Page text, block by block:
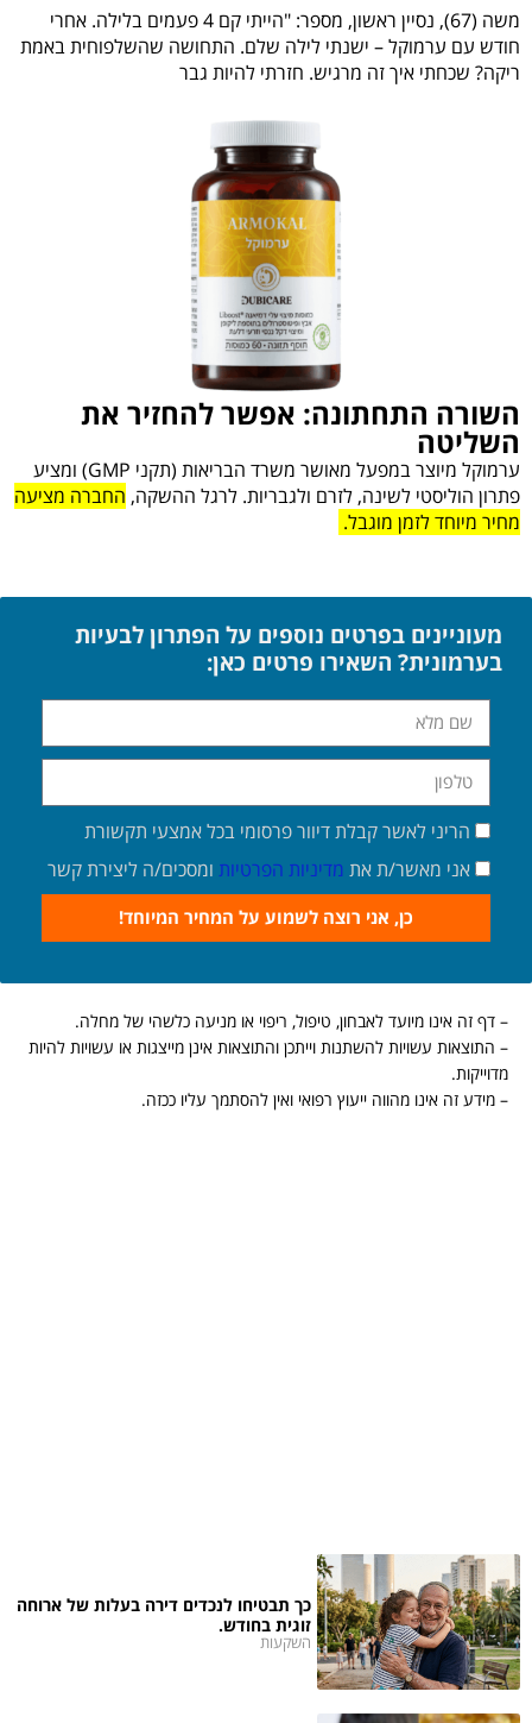
משה (67), נסיין ראשון, מספר: "הייתי קם 4 פעמים בלילה. אחרי
חודש עם ערמוקל – ישנתי לילה שלם. התחושה שהשלפוחית באמת
ריקה? שכחתי איך זה מרגיש. חזרתי להיות גבר
השורה התחתונה: אפשר להחזיר את
השליטה
ערמוקל מיוצר במפעל מאושר משרד הבריאות (תקני GMP) ומציע
פתרון הוליסטי לשינה, לזרם ולגבריות. לרגל ההשקה, החברה מציעה
מחיר מיוחד לזמן מוגבל.
מעוניינים בפרטים נוספים על הפתרון לבעיות
בערמונית? השאירו פרטים כאן:
הריני לאשר קבלת דיוור פרסומי בכל אמצעי תקשורת
אני מאשר/ת את מדיניות הפרטיות ומסכים/ה ליצירת קשר
כן, אני רוצה לשמוע על המחיר המיוחד!
– דף זה אינו מיועד לאבחון, טיפול, ריפוי או מניעה כלשהי של מחלה.
– התוצאות עשויות להשתנות וייתכן והתוצאות אינן מייצגות או עשויות להיות
מדוייקות.
– מידע זה אינו מהווה ייעוץ רפואי ואין להסתמך עליו ככזה.
כך תבטיחו לנכדים דירה בעלות של ארוחה
זוגית בחודש.
השקעות